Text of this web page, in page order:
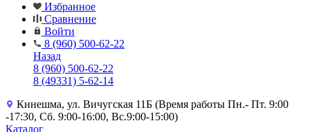
Избранное
Сравнение
Войти
8 (960) 500-62-22
Назад
8 (960) 500-62-22
8 (49331) 5-62-14
Кинешма, ул. Вичугская 11Б (Время работы Пн.- Пт. 9:00
-17:30, Сб. 9:00-16:00, Вс.9:00-15:00)
Каталог